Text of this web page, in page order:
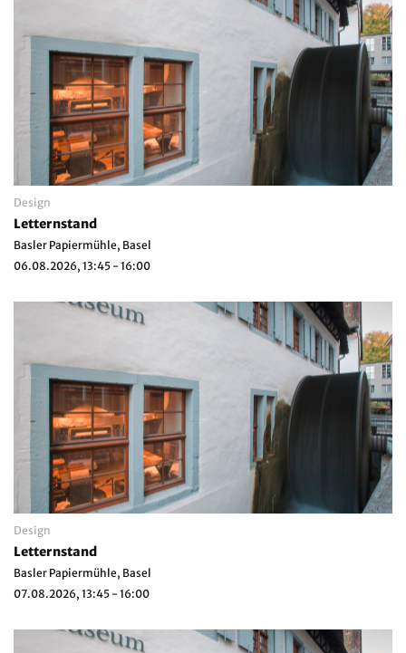
Design
Letternstand
Basler Papiermühle, Basel
06.08.2026, 13:45 - 16:00
Design
Letternstand
Basler Papiermühle, Basel
07.08.2026, 13:45 - 16:00